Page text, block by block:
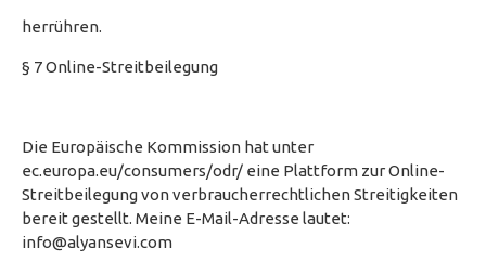
herrühren.
§ 7 Online-Streitbeilegung
Die Europäische Kommission hat unter
ec.europa.eu/consumers/odr/ eine Plattform zur Online-
Streitbeilegung von verbraucherrechtlichen Streitigkeiten
bereit gestellt. Meine E-Mail-Adresse lautet:
info@alyansevi.com